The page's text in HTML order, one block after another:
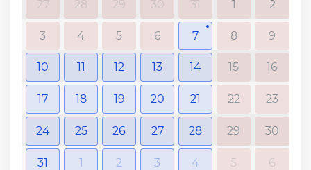
27 28 29 30 31 1 2
3 4 5 6 7 8 9
10 11 12 13 14 15 16
17 18 19 20 21 22 23
24 25 26 27 28 29 30
31 1 2 3 4 5 6